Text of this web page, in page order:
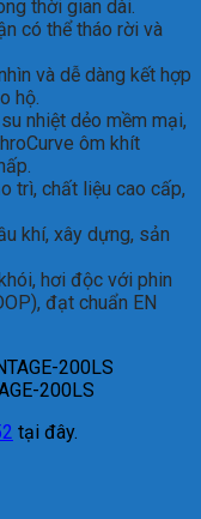
thời gian dài.
có thể tháo rời và
và dễ dàng kết hợp
hộ.
nhiệt dẻo mềm mại,
ôm khít
trì, chất liệu cao cấp,
khí, xây dựng, sản
hơi độc với phin
đạt chuẩn EN
200LS
tại đây.